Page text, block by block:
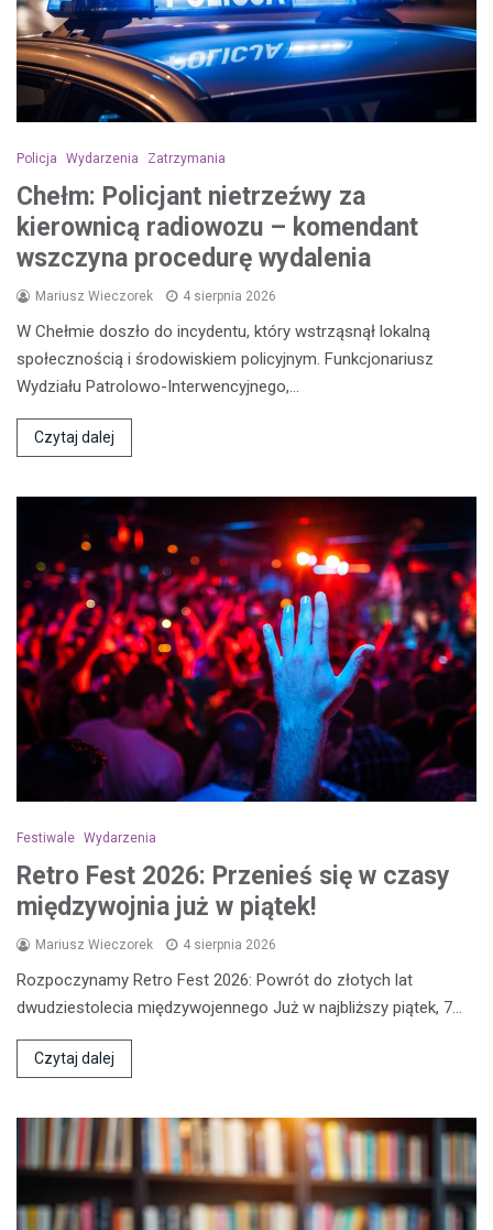
Policja Wydarzenia Zatrzymania
Chełm: Policjant nietrzeźwy za
kierownicą radiowozu – komendant
wszczyna procedurę wydalenia
Mariusz Wieczorek 4 sierpnia 2026
W Chełmie doszło do incydentu, który wstrząsnął lokalną
społecznością i środowiskiem policyjnym. Funkcjonariusz
Wydziału Patrolowo-Interwencyjnego,…
Czytaj dalej
Festiwale Wydarzenia
Retro Fest 2026: Przenieś się w czasy
międzywojnia już w piątek!
Mariusz Wieczorek 4 sierpnia 2026
Rozpoczynamy Retro Fest 2026: Powrót do złotych lat
dwudziestolecia międzywojennego Już w najbliższy piątek, 7…
Czytaj dalej